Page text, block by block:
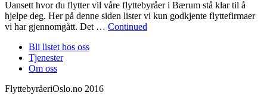
Uansett hvor du flytter vil våre flyttebyråer i Bærum stå klar til å
hjelpe deg. Her på denne siden lister vi kun godkjente flyttefirmaer
vi har gjennomgått. Det … Continued
Bli listet hos oss
Tjenester
Om oss
FlyttebyråeriOslo.no 2016